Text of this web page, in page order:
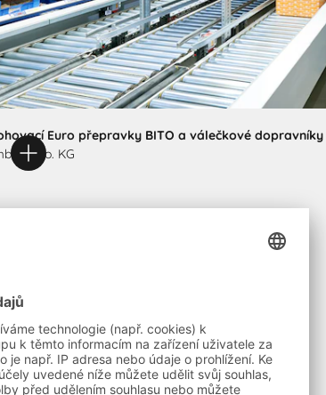
Euro přepravky BITO a válečkové dopravníky
& Co. KG